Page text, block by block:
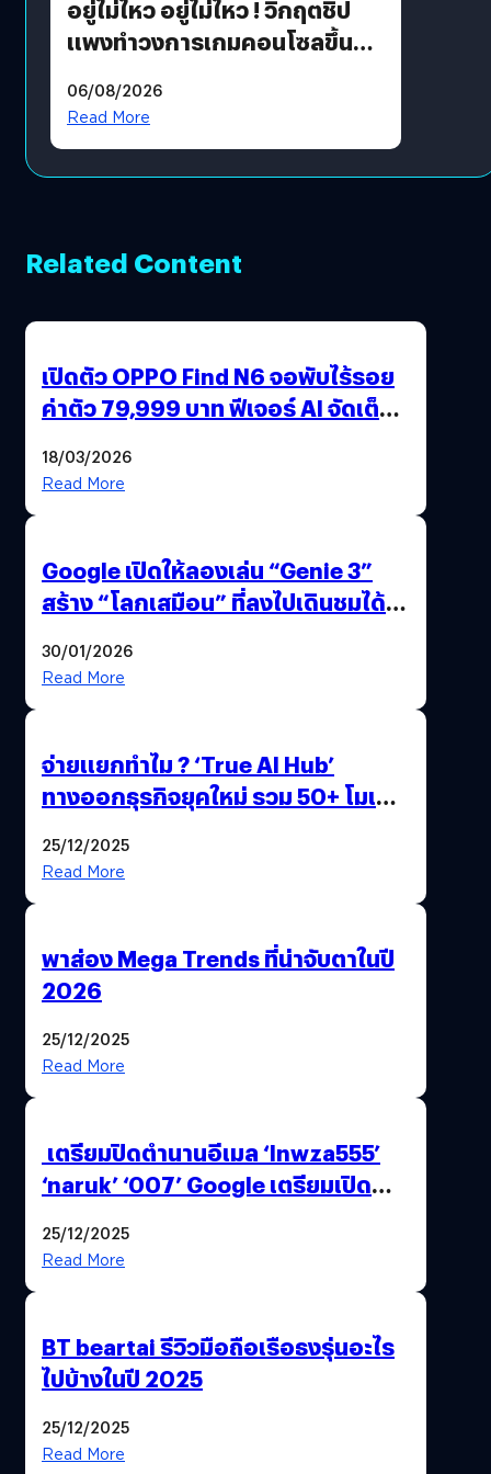
อยู่ไม่ไหว อยู่ไม่ไหว ! วิกฤตชิป
แพงทำวงการเกมคอนโซลขึ้น
?
06/08/2026
Read More
Related Content
เปิดตัว OPPO Find N6 จอพับไร้รอย
ค่าตัว 79,999 บาท ฟีเจอร์ AI จัดเต็ม
18/03/2026
Read More
Google เปิดให้ลองเล่น “Genie 3”
สร้าง “โลกเสมือน” ที่ลงไปเดินชมได้
30/01/2026
Read More
จ่ายแยกทำไม ? ‘True AI Hub’
ทางออกธุรกิจยุคใหม่ รวม 50+ โมเดล
25/12/2025
Read More
พาส่อง Mega Trends ที่น่าจับตาในปี
2026
25/12/2025
Read More
เตรียมปิดตำนานอีเมล ‘lnwza555’
‘naruk’ ‘007’ Google เตรียมเปิด
25/12/2025
Read More
BT beartai รีวิวมือถือเรือธงรุ่นอะไร
ไปบ้างในปี 2025
25/12/2025
Read More